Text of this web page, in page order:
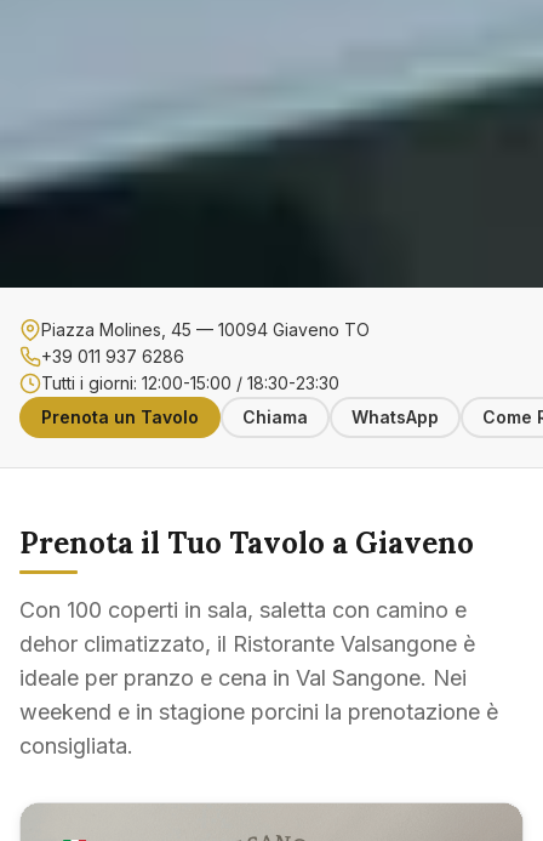
Piazza Molines, 45 — 10094 Giaveno TO
+39 011 937 6286
Tutti i giorni: 12:00-15:00 / 18:30-23:30
Prenota un Tavolo
Chiama WhatsApp Come
Prenota il Tuo Tavolo a Giaveno
Con 100 coperti in sala, saletta con camino e
dehor climatizzato, il Ristorante Valsangone è
ideale per pranzo e cena in Val Sangone. Nei
weekend e in stagione porcini la prenotazione è
consigliata.